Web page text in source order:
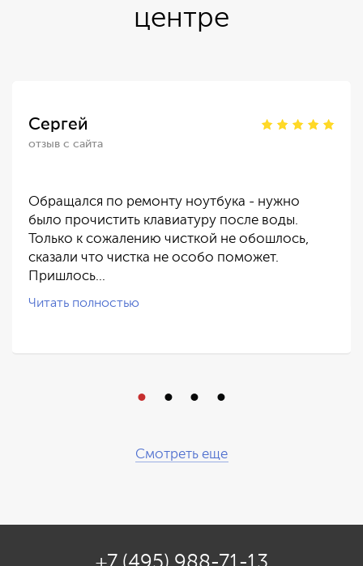
центре
Сергей
отзыв с сайта
Обращался по ремонту ноутбука - нужно
было прочистить клавиатуру после воды.
Только к сожалению чисткой не обошлось,
сказали что чистка не особо поможет.
Пришлось…
Читать полностью
Смотреть еще